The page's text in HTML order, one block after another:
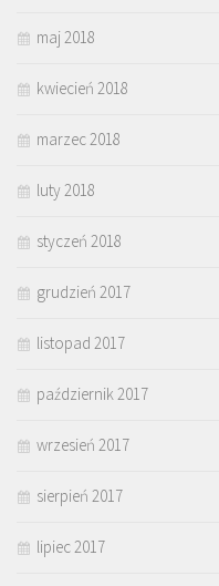
maj 2018
kwiecień 2018
marzec 2018
luty 2018
styczeń 2018
grudzień 2017
listopad 2017
październik 2017
wrzesień 2017
sierpień 2017
lipiec 2017